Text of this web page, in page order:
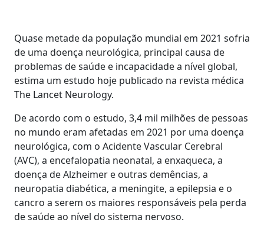
Quase metade da população mundial em 2021 sofria
de uma doença neurológica, principal causa de
problemas de saúde e incapacidade a nível global,
estima um estudo hoje publicado na revista médica
The Lancet Neurology.
De acordo com o estudo, 3,4 mil milhões de pessoas
no mundo eram afetadas em 2021 por uma doença
neurológica, com o Acidente Vascular Cerebral
(AVC), a encefalopatia neonatal, a enxaqueca, a
doença de Alzheimer e outras demências, a
neuropatia diabética, a meningite, a epilepsia e o
cancro a serem os maiores responsáveis pela perda
de saúde ao nível do sistema nervoso.